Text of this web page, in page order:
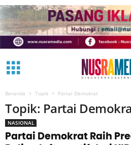
Beranda Topik Partai Demokrat
Topik: Partai
NASIONAL
Partai Demokrat Raih